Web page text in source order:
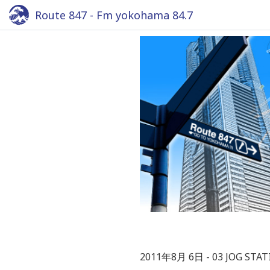
Route 847 - Fm yokohama 84.7
2011年8月 6日 03 JOG